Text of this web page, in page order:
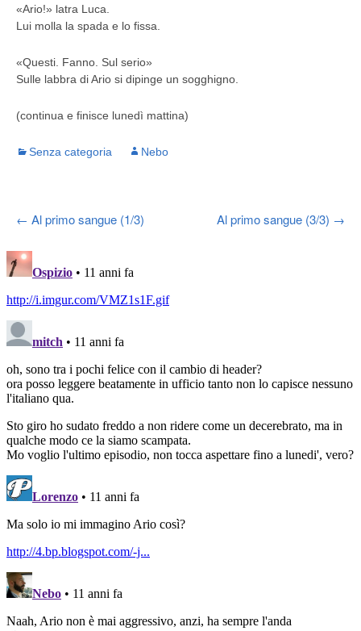
«Ario!» latra Luca.
Lui molla la spada e lo fissa.
«Questi. Fanno. Sul serio»
Sulle labbra di Ario si dipinge un sogghigno.
(continua e finisce lunedì mattina)
Senza categoria Nebo
Post
navigation
← Al primo sangue (1/3) Al primo sangue (3/3) →